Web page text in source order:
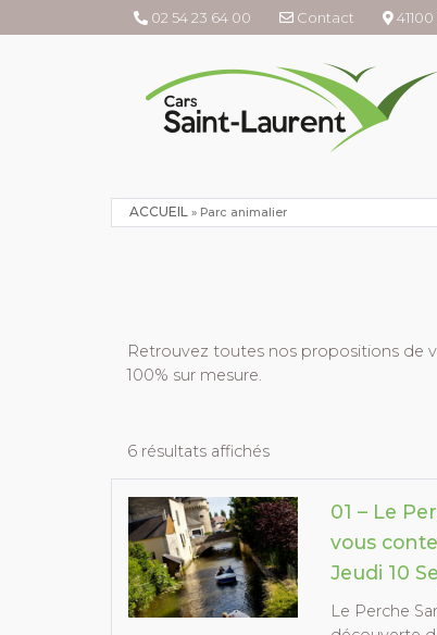
02 54 23 64 00 Contact
ACCUEIL » Parc animalier
Retrouvez toutes nos propositions de
100% sur mesure.
6 résultats affichés
01 – Le
vous
Jeudi 10
Le Perche